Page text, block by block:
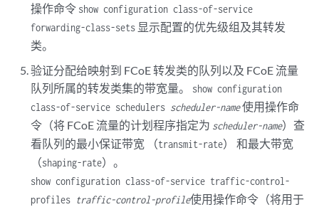
操作命令 show configuration class-of-service
forwarding-class-sets 显示配置的优先级组及其转发
类。
验证分配给映射到 FCoE 转发类的队列以及 FCoE 流量
队列所属的转发类集的带宽量。 show configuration
class-of-service schedulers scheduler-name使用操作命
令（将 FCoE 流量的计划程序指定为 scheduler-name）查
看队列的最小保证带宽 （transmit-rate） 和最大带宽
（shaping-rate）。
show configuration class-of-service traffic-control-
profiles traffic-control-profile使用操作命令（将用于